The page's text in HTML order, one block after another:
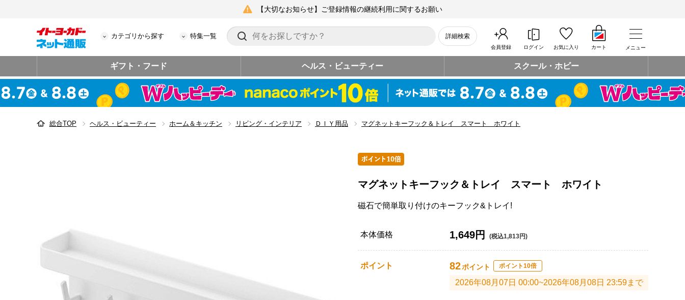
【大切なお知らせ】ご登録情報の継続利用に関するお願い
カテゴリから探す 特集一覧 詳細検索
会員登録 ログイン お気に入り カート メニュー
ギフト・フード ヘルス・ビューティー スクール・ホビー
総合TOP ヘルス・ビューティー ホーム＆キッチン リビング・インテリア ＤＩＹ用品 マグネットキーフック＆トレイ スマート ホワイト
マグネットキーフック＆トレイ スマート ホワイト
磁石で簡単取り付けのキーフック&トレイ!
本体価格 1,649円 (税込1,813円)
ポイント 82ポイント ポイント10倍
2026年08月07日 00:00~2026年08月08日 23:59まで